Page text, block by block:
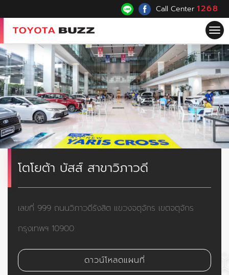
Call Center 1268
โตโยต้า บัสส์ สาขาวิภาวดี
เลขที่ 999 ถนนวิภาวดีรังสิต แขวงจตุจักร เขตจตุจักร
กรุงเทพฯ 10900
ดาวน์โหลดแผนที่